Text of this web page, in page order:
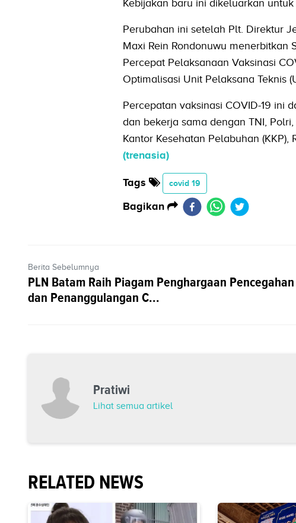
Kebijakan baru ini dikeluarkan
Perubahan ini setelah Plt. Direktur
Maxi Rein Rondonuwu menerbitkan
Percepat Pelaksanaan Vaksinasi
Optimalisasi Unit Pelaksana Teknis
Percepatan vaksinasi COVID-19 ini
dan bekerja sama dengan TNI,
Kantor Kesehatan Pelabuhan
(trenasia)
Tags covid 19
Bagikan
Berita Sebelumnya
PLN Batam Raih Piagam Penghargaan Pencegahan
dan Penanggulangan C...
Pratiwi
Lihat semua artikel
RELATED NEWS